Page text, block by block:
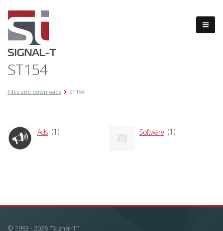
ST154
Files and downloads ST154
Ads (1) Software (1)
© 1993 - 2026 "Signal-T"